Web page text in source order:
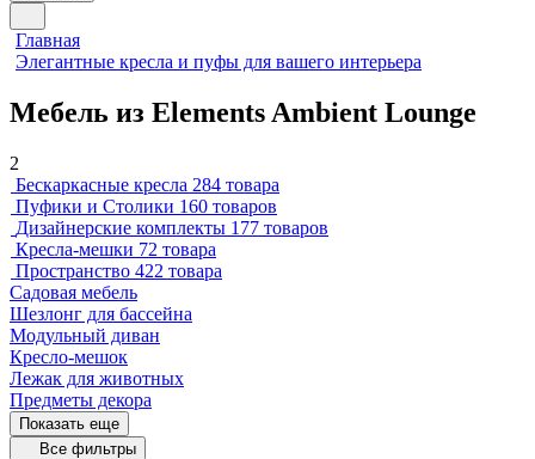
Главная
Элегантные кресла и пуфы для вашего интерьера
Мебель из Elements Ambient Lounge
2
Бескаркасные кресла 284 товара
Пуфики и Столики 160 товаров
Дизайнерские комплекты 177 товаров
Кресла-мешки 72 товара
Пространство 422 товара
Садовая мебель
Шезлонг для бассейна
Модульный диван
Кресло-мешок
Лежак для животных
Предметы декора
Показать еще
Все фильтры